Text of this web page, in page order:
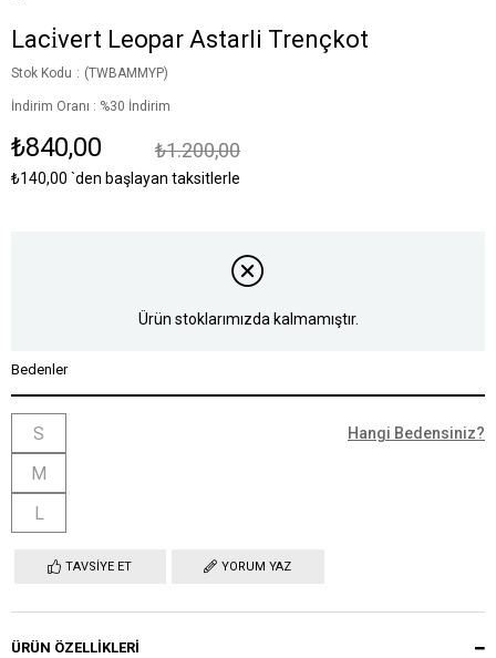
Laci̇vert Leopar Astarli Trençkot
Stok Kodu (TWBAMMYP)
İndirim Oranı : %30 İndirim
₺1.200,00
₺840,00
₺140,00 `den başlayan taksitlerle
Ürün stoklarımızda kalmamıştır.
Bedenler
S
M
L
Hangi Bedensiniz?
TAVSIYE ET YORUM YAZ
ÜRÜN ÖZELLIKLERI